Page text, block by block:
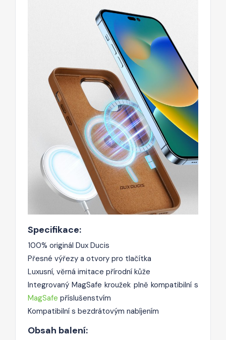
Specifikace:
100% originál Dux Ducis
Přesné výřezy a otvory pro tlačítka
Luxusní, věrná imitace přírodní kůže
Integrovaný MagSafe kroužek plně kompatibilní s
MagSafe příslušenstvím
Kompatibilní s bezdrátovým nabíjením
Obsah balení: